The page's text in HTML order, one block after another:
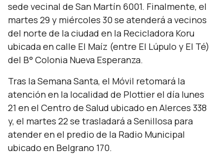
sede vecinal de San Martín 6001. Finalmente, el
martes 29 y miércoles 30 se atenderá a vecinos
del norte de la ciudad en la Recicladora Koru
ubicada en calle El Maíz (entre El Lúpulo y El Té)
del B° Colonia Nueva Esperanza.
Tras la Semana Santa, el Móvil retomará la
atención en la localidad de Plottier el día lunes
21 en el Centro de Salud ubicado en Alerces 338
y, el martes 22 se trasladará a Senillosa para
atender en el predio de la Radio Municipal
ubicado en Belgrano 170.